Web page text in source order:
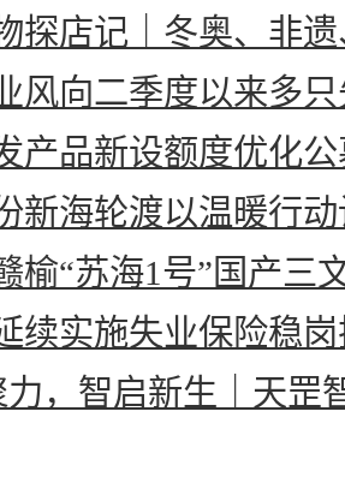
探店记｜冬奥、非
风向二季度以来多
产品新设额度优化
新海轮渡以温暖行
榆“苏海1号”国产三
续实施失业保险稳
力，智启新生｜天罡